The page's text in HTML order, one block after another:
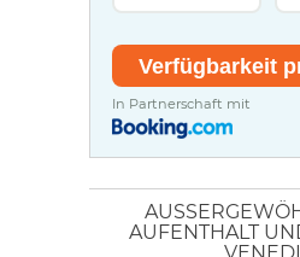
In Partnerschaft mit
UFENTHALT UND